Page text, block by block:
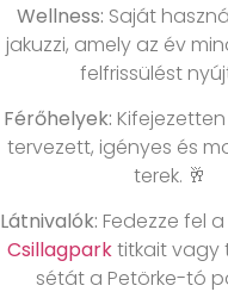
Wellness: Saját
jakuzzi, amely az év
felfrissülést
Férőhelyek:
tervezett, igényes és
terek. 🥂
Látnivalók: Fedezze fel a
Csillagparktitkait vagy
sétát a Petörke-tó